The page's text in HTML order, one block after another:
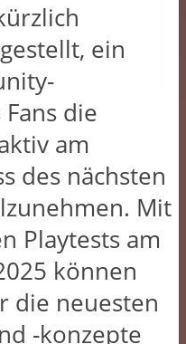
ein
die
am
des nächsten
Mit
Playtests am
können
die neuesten
-konzepte